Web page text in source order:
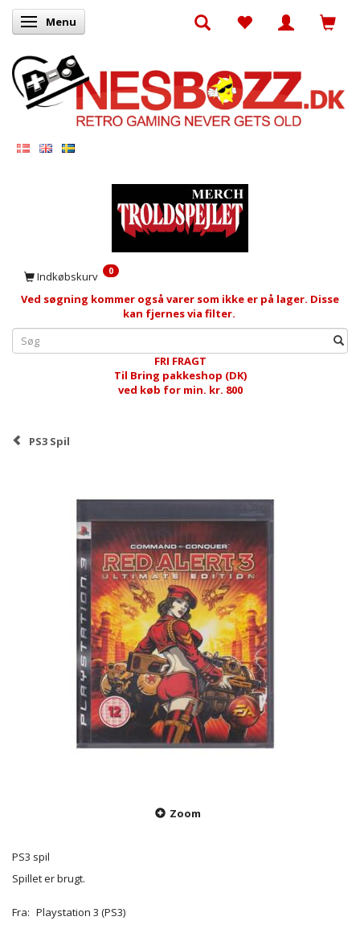
Skifte navigation
Menu
Indkøbskurv 0
Ved søgning kommer også varer som ikke er på lager. Disse
kan fjernes via filter.
FRI FRAGT
Til Bring pakkeshop (DK)
ved køb for min. kr. 800
PS3 Spil
Zoom
PS3 spil
Spillet er brugt.
Fra: Playstation 3 (PS3)